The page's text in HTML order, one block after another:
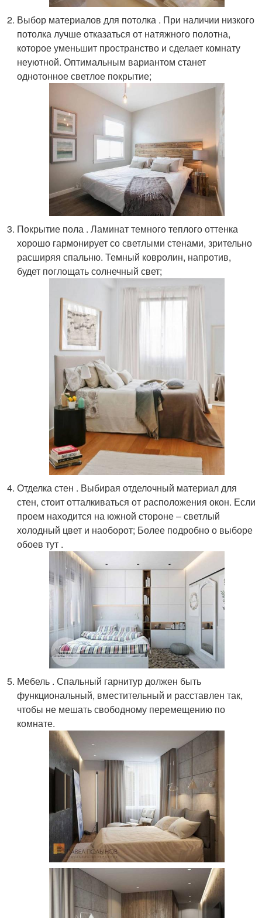
Выбор материалов для потолка . При наличии низкого
потолка лучше отказаться от натяжного полотна,
которое уменьшит пространство и сделает комнату
неуютной. Оптимальным вариантом станет
однотонное светлое покрытие;
Покрытие пола . Ламинат темного теплого оттенка
хорошо гармонирует со светлыми стенами, зрительно
расширяя спальню. Темный ковролин, напротив,
будет поглощать солнечный свет;
Отделка стен . Выбирая отделочный материал для
стен, стоит отталкиваться от расположения окон. Если
проем находится на южной стороне – светлый
холодный цвет и наоборот; Более подробно о выборе
обоев тут .
Мебель . Спальный гарнитур должен быть
функциональный, вместительный и расставлен так,
чтобы не мешать свободному перемещению по
комнате.